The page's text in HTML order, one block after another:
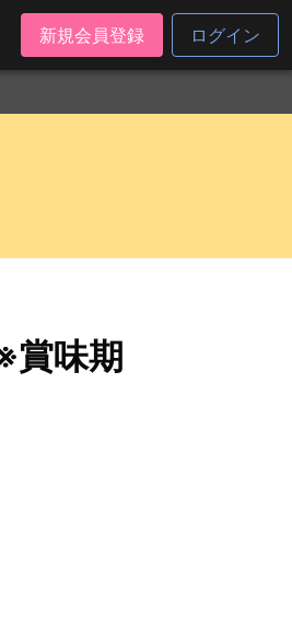
新規会員登録 ログイン
賞味期